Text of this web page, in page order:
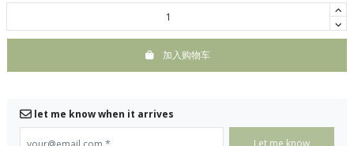
加入购物车
let me know when it arrives